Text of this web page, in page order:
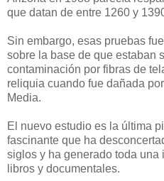
que datan de entre 1260 y
Sin embargo, esas pruebas
sobre la base de que estaban
contaminación por fibras de
reliquia cuando fue dañada
Media.
El nuevo estudio es la última
fascinante que ha
siglos y ha generado toda una
libros y documentales.